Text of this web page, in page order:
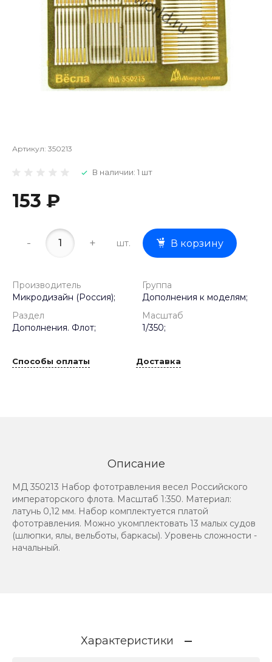
Артикул: 350213
В наличии: 1 шт
153 ₽
- + шт. В корзину
Производитель
Микродизайн (Россия);
Группа
Дополнения к моделям;
Раздел
Дополнения. Флот;
Масштаб
1/350;
Способы оплаты Доставка
Описание
МД 350213 Набор фототравления весел Российского
императорского флота. Масштаб 1:350. Материал:
латунь 0,12 мм. Набор комплектуется платой
фототравления. Можно укомплектовать 13 малых судов
(шлюпки, ялы, вельботы, баркасы). Уровень сложности -
начальный.
Характеристики